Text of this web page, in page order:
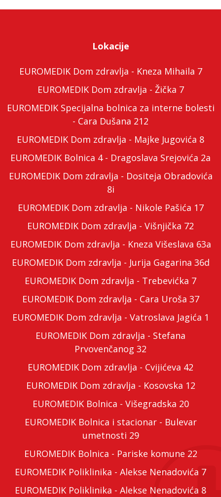
Lokacije
EUROMEDIK Dom zdravlja - Kneza Mihaila 7
EUROMEDIK Dom zdravlja - Žička 7
EUROMEDIK Specijalna bolnica za interne bolesti
- Cara Dušana 212
EUROMEDIK Dom zdravlja - Majke Jugovića 8
EUROMEDIK Bolnica 4 - Dragoslava Srejovića 2a
EUROMEDIK Dom zdravlja - Dositeja Obradovića
8i
EUROMEDIK Dom zdravlja - Nikole Pašića 17
EUROMEDIK Dom zdravlja - Višnjička 72
EUROMEDIK Dom zdravlja - Kneza Višeslava 63a
EUROMEDIK Dom zdravlja - Jurija Gagarina 36d
EUROMEDIK Dom zdravlja - Trebevićka 7
EUROMEDIK Dom zdravlja - Cara Uroša 37
EUROMEDIK Dom zdravlja - Vatroslava Jagića 1
EUROMEDIK Dom zdravlja - Stefana
Prvovenčanog 32
EUROMEDIK Dom zdravlja - Cvijićeva 42
EUROMEDIK Dom zdravlja - Kosovska 12
EUROMEDIK Bolnica - Višegradska 20
EUROMEDIK Bolnica i stacionar - Bulevar
umetnosti 29
EUROMEDIK Bolnica - Pariske komune 22
EUROMEDIK Poliklinika - Alekse Nenadovića 7
EUROMEDIK Poliklinika - Alekse Nenadovića 8